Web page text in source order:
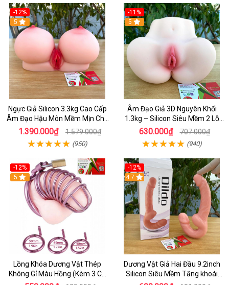
-12%
5
Ngực Giả Silicon 3.3kg Cao Cấp
Âm Đạo Hậu Môn Mềm Mịn Cho
Nam
1.390.000₫ 1.579.000₫
(950)
-11%
5
Âm Đạo Giả 3D Nguyên Khối
1.3kg – Silicon Siêu Mềm 2 Lỗ
Nằm Ngửa Như Thật
630.000₫ 707.000₫
(940)
-12%
5
Lồng Khóa Dương Vật Thép
Không Gỉ Màu Hồng (Kèm 3 Cỡ
-12%
4.7
Dương Vật Giả Hai Đầu 9.2inch
Silicon Siêu Mềm Tăng khoái